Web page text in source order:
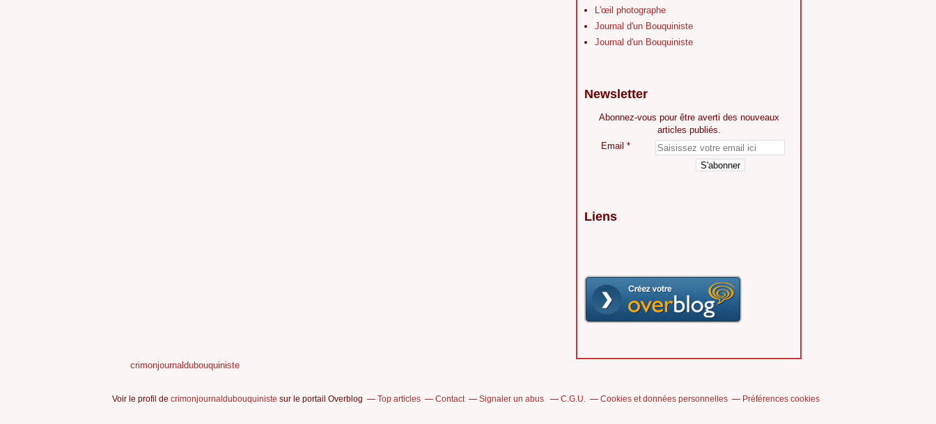
L'œil photographe
Journal d'un Bouquiniste
Journal d'un Bouquiniste
Newsletter
Abonnez-vous pour être averti des nouveaux
articles publiés.
Email
Liens
crimonjournaldubouquiniste
Voir le profil de crimonjournaldubouquiniste sur le portail Overblog Top articles Contact Signaler un abus C.G.U. Cookies et données personnelles Préférences cookies